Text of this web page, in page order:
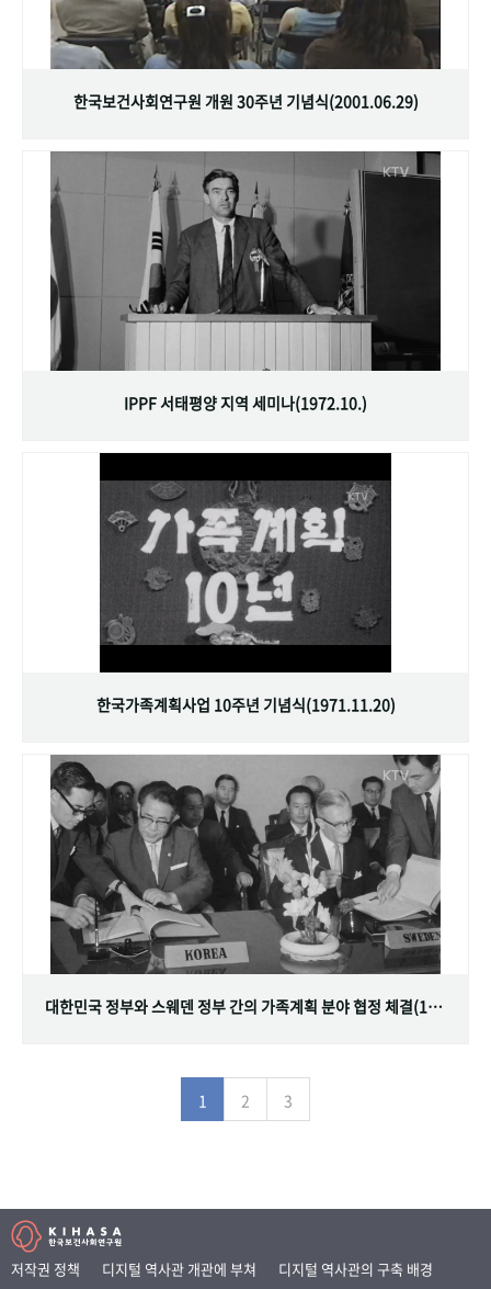
한국보건사회연구원 개원 30주년 기념식(2001.06.29)
IPPF 서태평양 지역 세미나(1972.10.)
한국가족계획사업 10주년 기념식(1971.11.20)
대한민국 정부와 스웨덴 정부 간의 가족계획 분야 협정 체결(1968.07.12)
1 2 3
저작권 정책 디지털 역사관 개관에 부쳐
디지털 역사관의 구축 배경